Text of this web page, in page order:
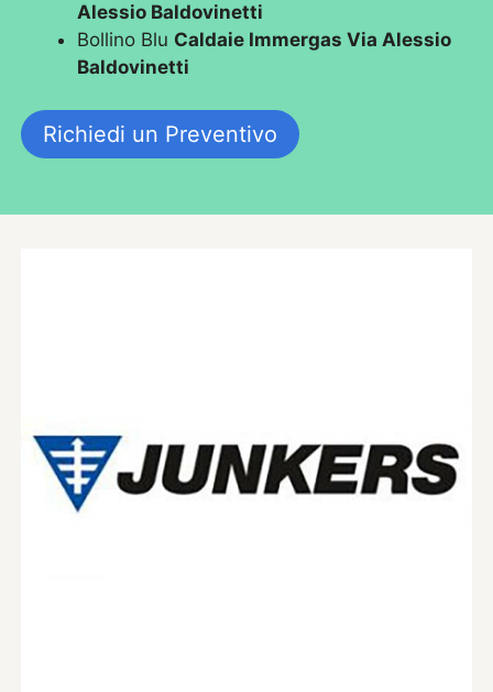
Alessio Baldovinetti
Bollino Blu Caldaie Immergas Via Alessio
Baldovinetti
Richiedi un Preventivo